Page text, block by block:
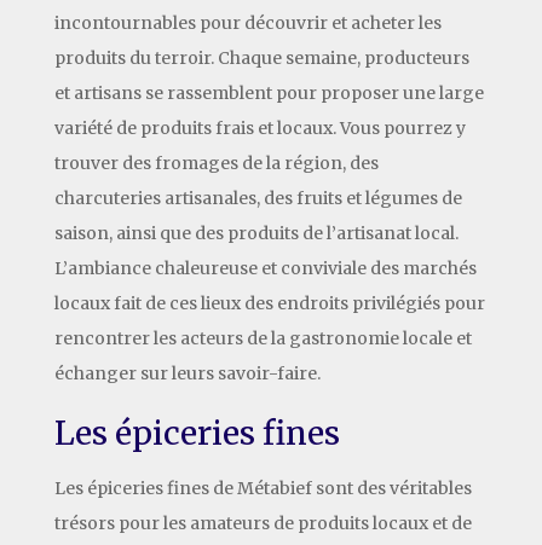
incontournables pour découvrir et acheter les
produits du terroir. Chaque semaine, producteurs
et artisans se rassemblent pour proposer une large
variété de produits frais et locaux. Vous pourrez y
trouver des fromages de la région, des
charcuteries artisanales, des fruits et légumes de
saison, ainsi que des produits de l’artisanat local.
L’ambiance chaleureuse et conviviale des marchés
locaux fait de ces lieux des endroits privilégiés pour
rencontrer les acteurs de la gastronomie locale et
échanger sur leurs savoir-faire.
Les épiceries fines
Les épiceries fines de Métabief sont des véritables
trésors pour les amateurs de produits locaux et de